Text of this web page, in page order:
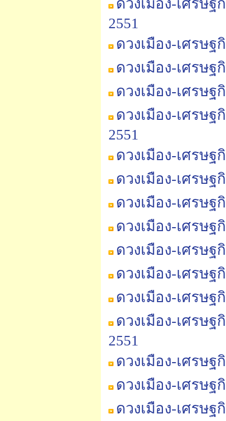
ดวงเมือง-เศรษ
2551
ดวงเมือง-เศรษ
ดวงเมือง-เศรษ
ดวงเมือง-เศรษ
ดวงเมือง-เศรษ
2551
ดวงเมือง-เศรษ
ดวงเมือง-เศรษ
ดวงเมือง-เศรษ
ดวงเมือง-เศรษ
ดวงเมือง-เศรษ
ดวงเมือง-เศรษ
ดวงเมือง-เศรษ
ดวงเมือง-เศรษ
2551
ดวงเมือง-เศรษ
ดวงเมือง-เศรษ
ดวงเมือง-เศรษ